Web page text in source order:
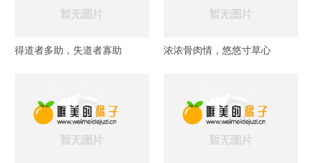
得道者多助，失道者寡助 浓浓骨肉情，悠悠寸草心